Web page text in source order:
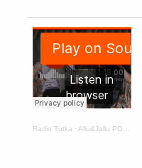
Radio Tutka · Allu&Jallu PODCAST 5 Risset ja lapsuuden sarjat